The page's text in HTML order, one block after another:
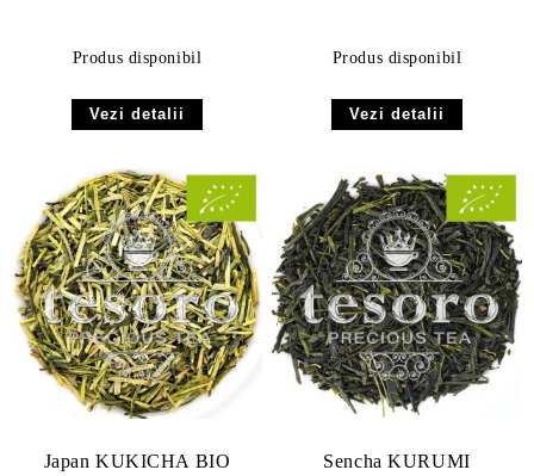
Produs disponibil
Vezi detalii
Produs disponibil
Vezi detalii
Japan KUKICHA BIO
Sencha KURUMI